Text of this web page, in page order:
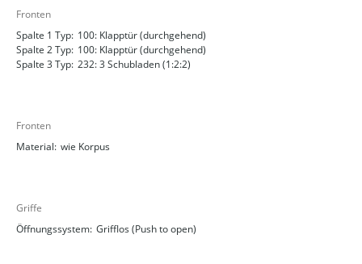
Fronten
Spalte 1 Typ: 100: Klapptür (durchgehend)
Spalte 2 Typ: 100: Klapptür (durchgehend)
Spalte 3 Typ: 232: 3 Schubladen (1:2:2)
Fronten
Material: wie Korpus
Griffe
Öffnungssystem: Grifflos (Push to open)